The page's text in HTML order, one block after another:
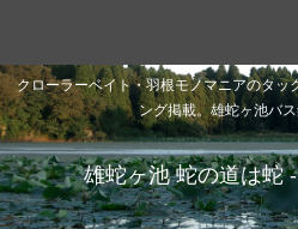
クローラーベイト・羽根モノマニアのタッ
ング掲載。雄蛇ヶ池バ
雄蛇ヶ池 蛇の道は蛇